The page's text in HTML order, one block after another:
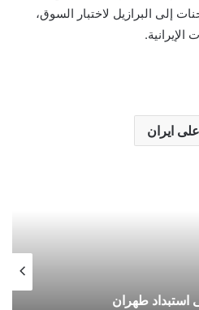
إلى البرازيل لاختبار السوق،
ايران
استبداد طهران